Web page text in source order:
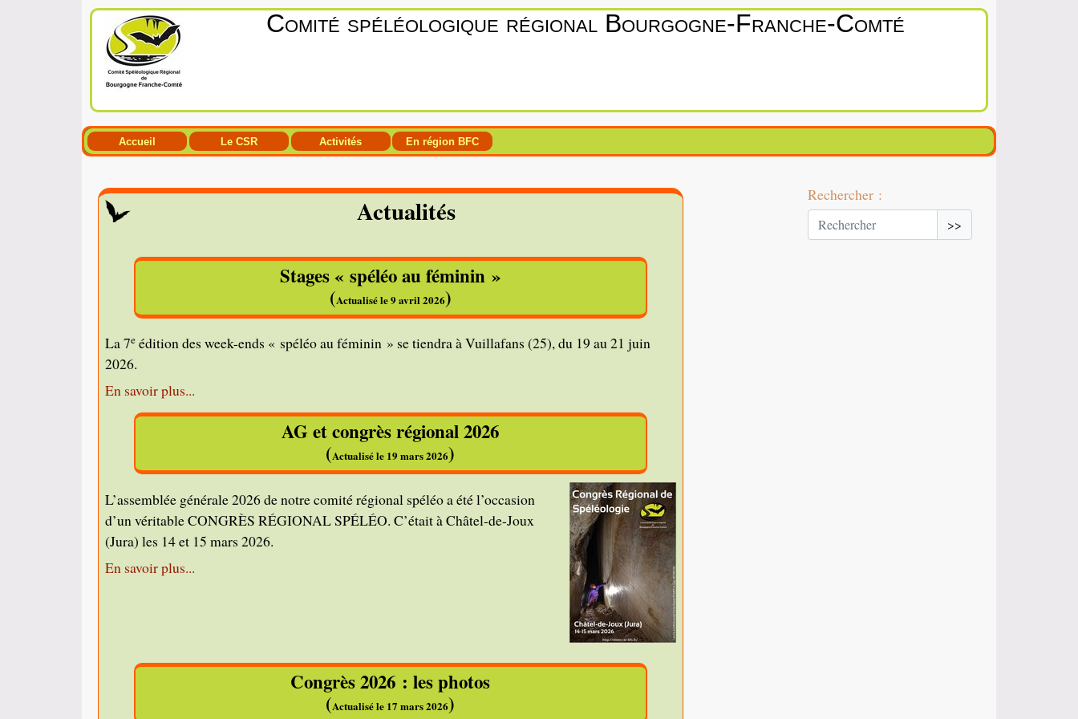
Comité spéléologique régional Bourgogne‑Franche‑Comté
Accueil Le CSR Activités En région BFC
Actualités
Stages « spéléo au féminin »
(Actualisé le 9 avril 2026)
La 7e édition des week-ends « spéléo au féminin » se tiendra à Vuillafans (25), du 19 au 21 juin
2026.
En savoir plus...
AG et congrès régional 2026
(Actualisé le 19 mars 2026)
L’assemblée générale 2026 de notre comité régional spéléo a été l’occasion
d’un véritable CONGRÈS RÉGIONAL SPÉLÉO. C’était à Châtel-de-Joux
(Jura) les 14 et 15 mars 2026.
En savoir plus...
Congrès 2026 : les photos
(Actualisé le 17 mars 2026)
Rechercher :
>>